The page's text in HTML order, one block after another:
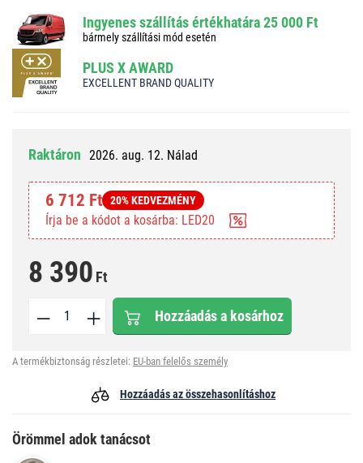
Ingyenes szállítás értékhatára 25 000 Ft
bármely szállítási mód esetén
PLUS X AWARD
EXCELLENT BRAND QUALITY
Raktáron 2026. aug. 12. Nálad
6 712 Ft 20% KEDVEZMÉNY
Írja be a kódot a kosárba: LED20
8 390 Ft
Hozzáadás a kosárhoz
A termékbiztonság részletei: EU-ban felelős személy
Hozzáadás az összehasonlításhoz
Örömmel adok tanácsot